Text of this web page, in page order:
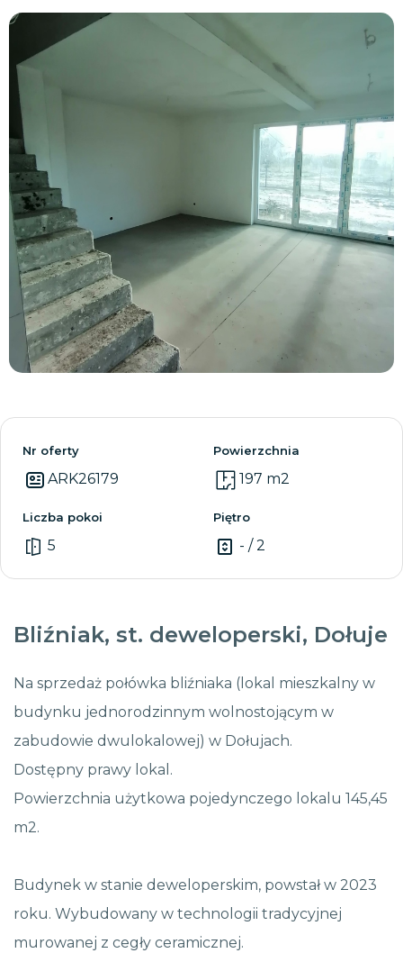
Zobacz wszystkie
Nr oferty
ARK26179
Powierzchnia
197 m2
Liczba pokoi
5
Piętro
- / 2
Bliźniak, st. deweloperski, Dołuje
Na sprzedaż połówka bliźniaka (lokal mieszkalny w
budynku jednorodzinnym wolnostojącym w
zabudowie dwulokalowej) w Dołujach.
Dostępny prawy lokal.
Powierzchnia użytkowa pojedynczego lokalu 145,45
m2.
Budynek w stanie deweloperskim, powstał w 2023
roku. Wybudowany w technologii tradycyjnej
murowanej z cegły ceramicznej.